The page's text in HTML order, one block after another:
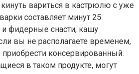
вариться в кастрюлю с уже
составляет минут 25.
фидерные снасти, кашу
вы не располагаете временем,
консервированный.
в таком продукте, могут